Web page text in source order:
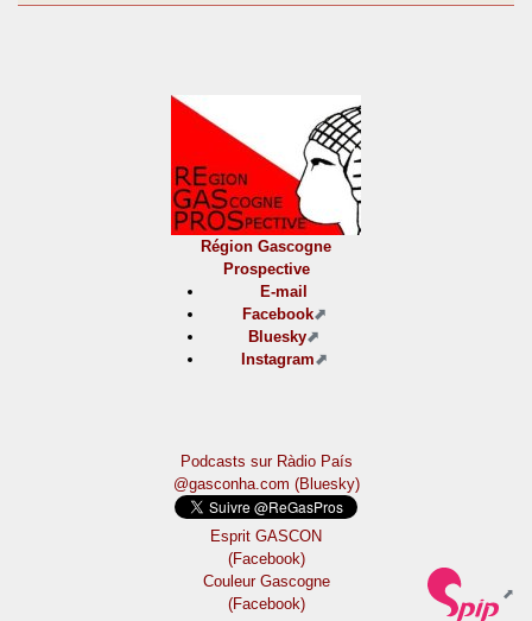
Région Gascogne
Prospective
E-mail
Facebook
Bluesky
Instagram
Podcasts sur Ràdio País
@gasconha.com (Bluesky)
Esprit GASCON
(Facebook)
Couleur Gascogne
(Facebook)